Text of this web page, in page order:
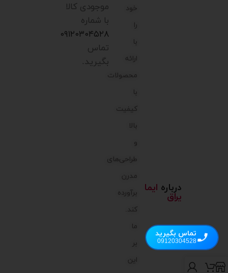
درباره ایما
یراق
خود
را
با
ارائه
محصولات
با
کیفیت
بالا
و
طراحی‌های
مدرن
برآورده
کند.
ما
بر
این
موجودی کالا
با شماره
۰۹۱۲۰۳۰۴۵۲۸
تماس
بگیرید.
تماس بگیرید
09120304528